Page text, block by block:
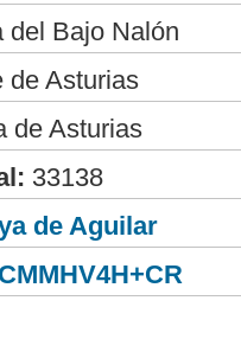
del Bajo Nalón
de Asturias
de Asturias
33138
de Aguilar